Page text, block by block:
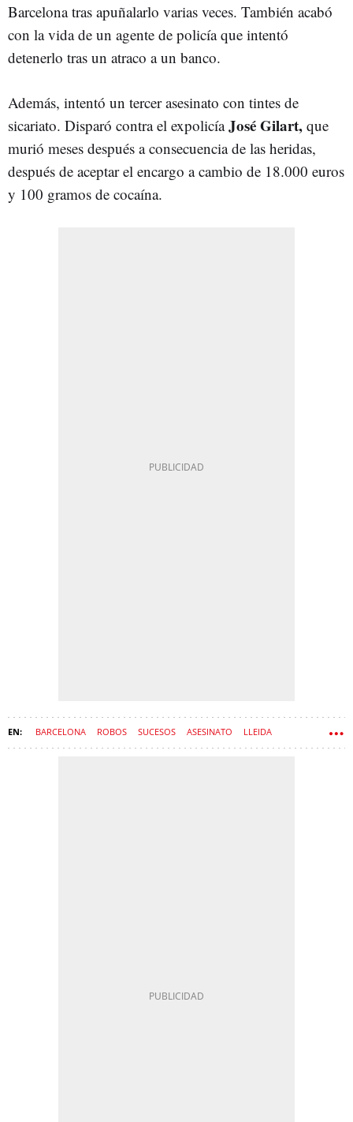
Barcelona tras apuñalarlo varias veces. También acabó
con la vida de un agente de policía que intentó
detenerlo tras un atraco a un banco.
Además, intentó un tercer asesinato con tintes de
sicariato. Disparó contra el expolicíaJosé Gilart, que
murió meses después a consecuencia de las heridas,
después de aceptar el encargo a cambio de 18.000 euros
y 100 gramos de cocaína.
BARCELONA ROBOS SUCESOS ASESINATO LLEIDA